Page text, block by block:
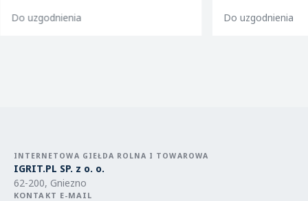
Do uzgodnienia
Do uzgodnienia
INTERNETOWA GIEŁDA ROLNA I TOWAROWA
IGRIT.PL SP. z o. o.
62-200, Gniezno
KONTAKT E-MAIL